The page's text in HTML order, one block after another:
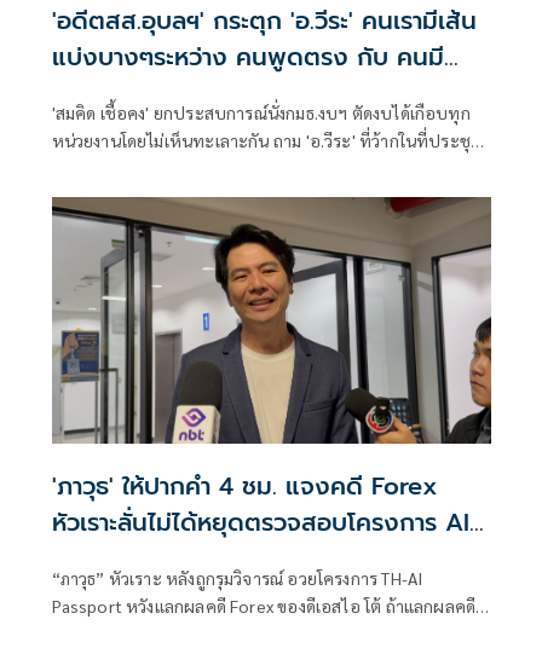
'อดีตสส.อุบลฯ' กระตุก 'อ.วีระ' คนเรามีเส้น
แบ่งบางๆระหว่าง คนพูดตรง กับ คนมี
มารยาท
'สมคิด เชื้อคง' ยกประสบการณ์นั่งกมธ.งบฯ ตัดงบได้เกือบทุก
หน่วยงานโดยไม่เห็นทะเลาะกัน ถาม 'อ.วีระ' ที่ว้ากในที่ประชุม
เกรงใจถูกหรือไม่ สอนมวย คนเรามีเส้นแบ่งบางๆระหว่าง คนพูด
ตรง กับ คนมีมารยาท
'ภาวุธ' ให้ปากคำ 4 ชม. แจงคดี Forex
หัวเราะลั่นไม่ได้หยุดตรวจสอบโครงการ AI
“ภาวุธ” หัวเราะ หลังถูกรุมวิจารณ์ อวยโครงการ TH-AI
Passport หวังแลกผลคดี Forex ของดีเอสไอ โต้ ถ้าแลกผลคดี